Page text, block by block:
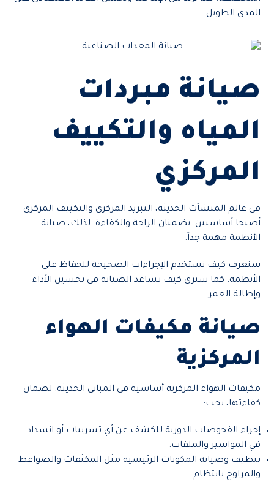
المدى الطويل.
صيانة مبردات
المياه والتكييف
المركزي
في عالم المنشآت الحديثة، التبريد المركزي والتكييف المركزي
أصبحا أساسيين. يضمنان الراحة والكفاءة. لذلك، صيانة
الأنظمة مهمة جداً.
سنعرف كيف نستخدم الإجراءات الصحيحة للحفاظ على
الأنظمة. كما سنرى كيف تساعد الصيانة في تحسين الأداء
وإطالة العمر.
صيانة مكيفات الهواء
المركزية
مكيفات الهواء المركزية أساسية في المباني الحديثة. لضمان
كفاءتها، يجب:
إجراء الفحوصات الدورية للكشف عن أي تسريبات أو انسداد
في المواسير والملفات.
تنظيف وصيانة المكونات الرئيسية مثل المكثفات والضواغط
والمراوح بانتظام.